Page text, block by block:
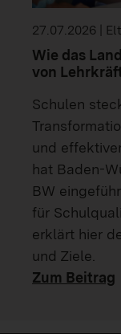
27.07.2026 |
Wie das
von
Schulen
und
hat Baden-
BW
für
erklärt hier
und Ziele.
Zum Beitrag